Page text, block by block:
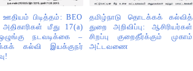
பிடித்தம்: BEO
மீது 17(a)
நடவடிக்கை –
கல்வி இயக்குநர்
தமிழ்நாடு தொடக்கக் கல்வித்
துறை அறிவிப்பு: ஆசிரியர்கள்
சிறப்பு குறைதீர்க்கும் முகாம்
அட்டவணை